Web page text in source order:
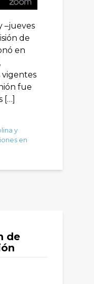
–jueves
de
en
vigentes
fue
[…]
y
en
de